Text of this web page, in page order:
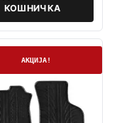
КОШНИЧКА
АКЦИЈА!